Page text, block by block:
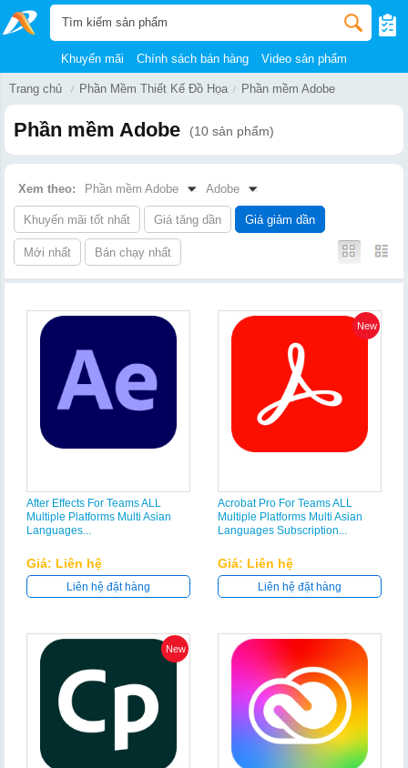
Khuyến mãi Chính sách bán hàng Video sản phẩm
Trang chủ Phần Mềm Thiết Kế Đồ Họa Phần mềm Adobe
Phần mềm Adobe (10 sản phẩm)
Xem theo: Phần mềm Adobe Adobe
Khuyến mãi tốt nhất Giá tăng dần Giá giảm dần
Mới nhất Bán chạy nhất
After Effects For Teams ALL
Multiple Platforms Multi Asian
Languages...
Giá: Liên hệ
Liên hệ đặt hàng
New
Acrobat Pro For Teams ALL
Multiple Platforms Multi Asian
Languages Subscription...
Giá: Liên hệ
Liên hệ đặt hàng
New